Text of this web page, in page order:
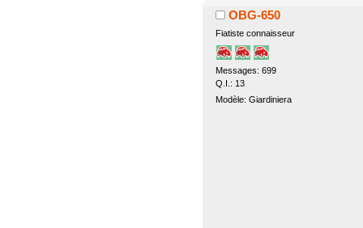
OBG-650
Fiatiste connaisseur
Messages: 699
Q.I.: 13
Modèle: Giardiniera